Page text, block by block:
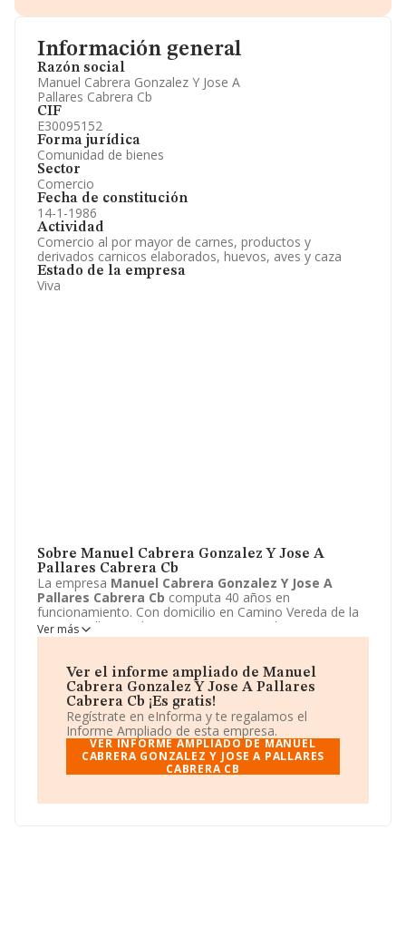
Información general
Razón social
Manuel Cabrera Gonzalez Y Jose A
Pallares Cabrera Cb
CIF
E30095152
Forma jurídica
Comunidad de bienes
Sector
Comercio
Fecha de constitución
14-1-1986
Actividad
Comercio al por mayor de carnes, productos y
derivados carnicos elaborados, huevos, aves y caza
Estado de la empresa
Viva
Sobre Manuel Cabrera Gonzalez Y Jose A
Pallares Cabrera Cb
La empresa Manuel Cabrera Gonzalez Y Jose A
Pallares Cabrera Cb computa 40 años en
funcionamiento. Con domicilio en Camino Vereda de la
Basca, null, Beniel, Murcia se encuentra la empresa
Manuel Cabrera Gonzalez Y Jose A Pallares
Pallares Cabrera Cbestá definida como Comunidad
de bienes.
Ver más
Ver el informe ampliado de Manuel
Cabrera Gonzalez Y Jose A Pallares
Cabrera Cb ¡Es gratis!
Regístrate en eInforma y te regalamos el
Informe Ampliado de esta empresa.
VER INFORME AMPLIADO DE MANUEL
CABRERA GONZALEZ Y JOSE A PALLARES
CABRERA CB
Accionistas.
Artículos de prensa publicados sobre la empresa.
Información oficial y registral complementaria.